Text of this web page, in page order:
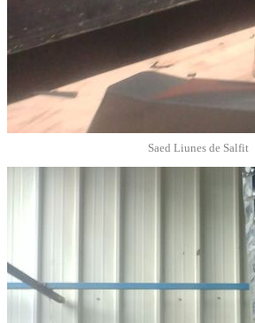
Saed Liunes de Salfit